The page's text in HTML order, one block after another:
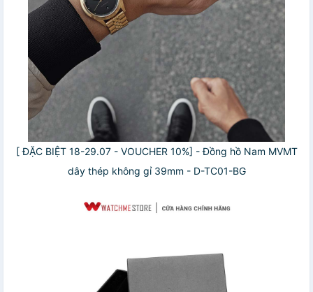
[ ĐẶC BIỆT 18-29.07 - VOUCHER 10%] - Đồng hồ Nam MVMT
dây thép không gỉ 39mm - D-TC01-BG